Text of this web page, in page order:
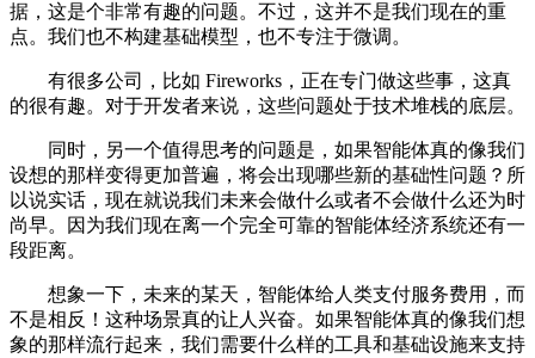
据，这是个非常有趣的问题。不过，这并不是我们现在的重
点。我们也不构建基础模型，也不专注于微调。
有很多公司，比如 Fireworks，正在专门做这些事，这真
的很有趣。对于开发者来说，这些问题处于技术堆栈的底层。
同时，另一个值得思考的问题是，如果智能体真的像我们
设想的那样变得更加普遍，将会出现哪些新的基础性问题？所
以说实话，现在就说我们未来会做什么或者不会做什么还为时
尚早。因为我们现在离一个完全可靠的智能体经济系统还有一
段距离。
想象一下，未来的某天，智能体给人类支付服务费用，而
不是相反！这种场景真的让人兴奋。如果智能体真的像我们想
象的那样流行起来，我们需要什么样的工具和基础设施来支持